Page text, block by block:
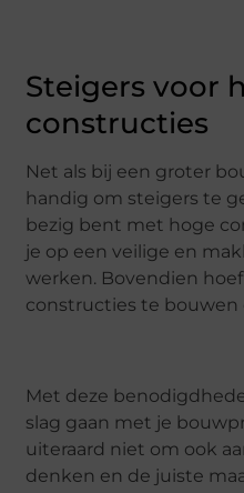
Steigers voor
constructies
Net als bij een groter
handig om steigers te
bezig bent met hoge
je op een veilige en
werken. Bovendien
constructies te bouwen
Met deze
slag gaan met je
uiteraard niet om ook
denken en de juiste